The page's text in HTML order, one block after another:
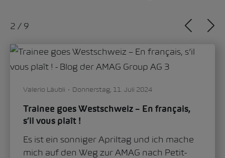
2 / 9
Valerio Läubli Donnerstag, 11. Juli 2024
Trainee goes Westschweiz – En français,
s’il vous plaît !
Es ist ein sonniger Apriltag und ich mache
mich auf den Weg zur AMAG nach Petit-